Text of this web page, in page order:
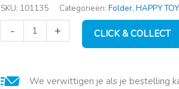
SKU: 101135 Categorieën: Folder, HAPPY
-
Vos
trekkoord
+ CLICK & COLLECT
We verwittigen je als je bestelling